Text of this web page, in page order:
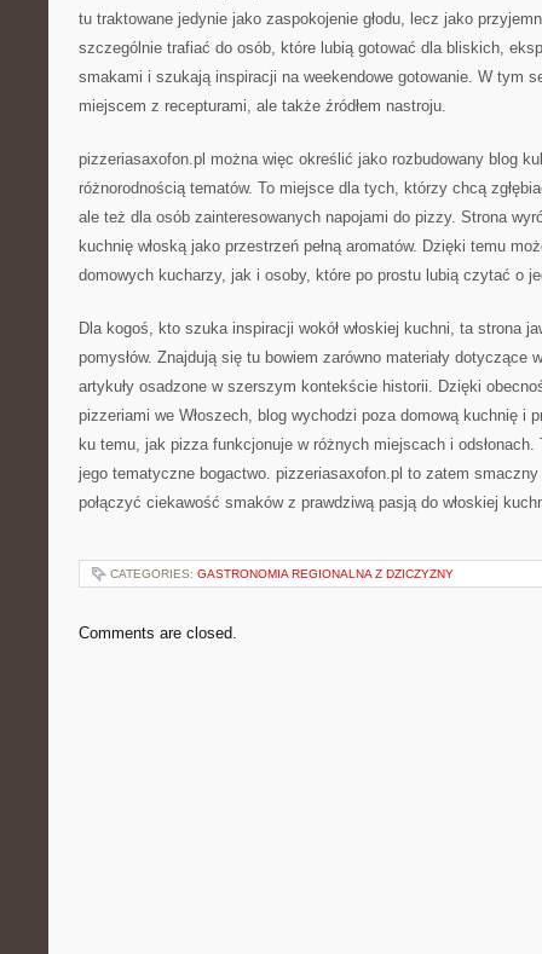
tu traktowane jedynie jako zaspokojenie głodu, lecz jako
szczególnie trafiać do osób, które lubią gotować dla bliskich,
smakami i szukają inspiracji na weekendowe gotowanie. W tym
miejscem z recepturami, ale także źródłem nastroju.
pizzeriasaxofon.pl można więc określić jako rozbudowany blog
różnorodnością tematów. To miejsce dla tych, którzy chcą
ale też dla osób zainteresowanych napojami do pizzy. Strona
kuchnię włoską jako przestrzeń pełną aromatów. Dzięki temu
domowych kucharzy, jak i osoby, które po prostu lubią czytać o
Dla kogoś, kto szuka inspiracji wokół włoskiej kuchni, ta strona
pomysłów. Znajdują się tu bowiem zarówno materiały dotyczące
artykuły osadzone w szerszym kontekście historii. Dzięki
pizzeriami we Włoszech, blog wychodzi poza domową kuchnię i
ku temu, jak pizza funkcjonuje w różnych miejscach i odsłonach.
jego tematyczne bogactwo. pizzeriasaxofon.pl to zatem
połączyć ciekawość smaków z prawdziwą pasją do włoskiej
CATEGORIES: GASTRONOMIA REGIONALNA Z DZICZYZNY
Comments are closed.